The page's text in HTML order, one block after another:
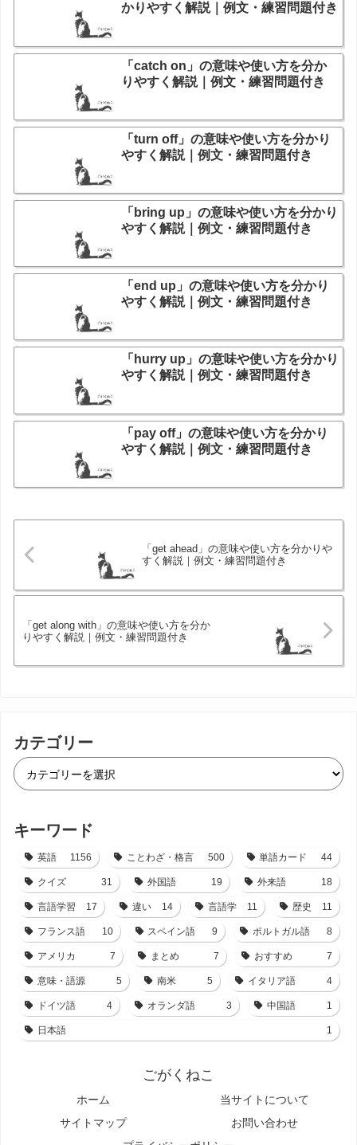
かりやすく解説｜例文・練習問題付き
「catch on」の意味や使い方を分か
りやすく解説｜例文・練習問題付き
「turn off」の意味や使い方を分かり
やすく解説｜例文・練習問題付き
「bring up」の意味や使い方を分かり
やすく解説｜例文・練習問題付き
「end up」の意味や使い方を分かり
やすく解説｜例文・練習問題付き
「hurry up」の意味や使い方を分かり
やすく解説｜例文・練習問題付き
「pay off」の意味や使い方を分かり
やすく解説｜例文・練習問題付き
「get ahead」の意味や使い方を分かりや
すく解説｜例文・練習問題付き
「get along with」の意味や使い方を分か
りやすく解説｜例文・練習問題付き
カテゴリー
キーワード
英語 1156 ことわざ・格言 500 単語カード 44
クイズ 31 外国語 19 外来語 18
言語学習 17 違い 14 言語学 11 歴史 11
フランス語 10 スペイン語 9 ポルトガル語 8
アメリカ 7 まとめ 7 おすすめ 7
意味・語源 5 南米 5 イタリア語 4
ドイツ語 4 オランダ語 3 中国語 1
日本語 1
ごがくねこ
ホーム
当サイトについて
サイトマップ
お問い合わせ